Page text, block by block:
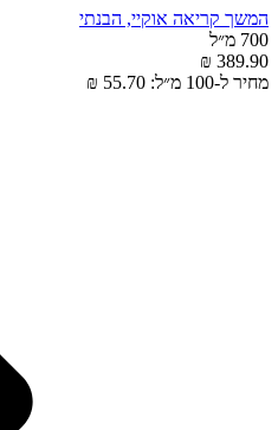
המשך קריאה אוקיי, הבנתי
700 מ״ל
389.90 ₪
מחיר ל-100 מ״ל: 55.70 ₪